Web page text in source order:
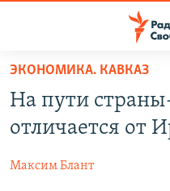
упрощенного
доступа
основному
ПОДКАСТЫ
ЦИТАТЫ СВОБОДЫ
ЭКОНОМИКА. КАВКАЗ
На пути
отличается от
Максим Блант